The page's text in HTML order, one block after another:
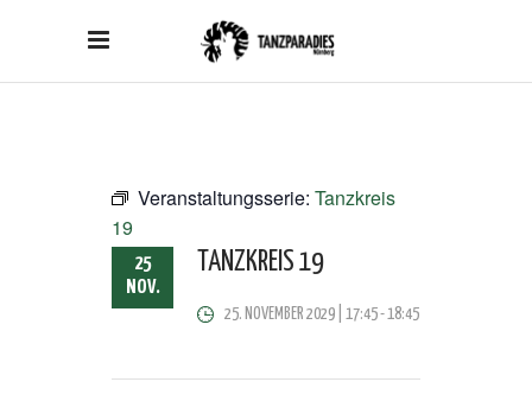
Veranstaltungsserie: Tanzkreis
19
25
NOV.
TANZKREIS 19
25. NOVEMBER 2029 | 17:45-18:45